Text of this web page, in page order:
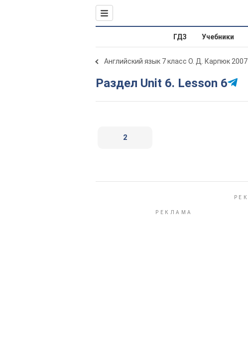
ГДЗ Учебники
Английский язык 7 класс О. Д. Карпюк 2007
Раздел Unit 6. Lesson 6
2